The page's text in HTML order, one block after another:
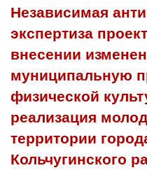
Независимая
экспертиза
внесении
муниципальную
физической
реализация
территории
Кольчугинского